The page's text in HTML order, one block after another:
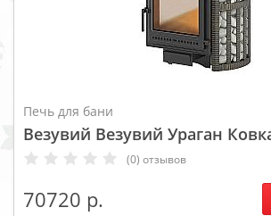
Печь для бани
Везувий Везувий Ураган
(0) отзывов
70720